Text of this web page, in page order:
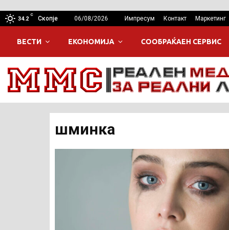
34.2
C
Скопје 06/08/2026 Импресум Контакт Маркетинг
ВЕСТИ ЕКОНОМИЈА СООБРАЌАЕН СЕРВИС
шминка